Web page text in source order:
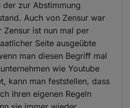
zur Abstimmung
Auch von Zensur war
Zensur ist nun mal per
Seite ausgeübte
man diesen Begriff mal
wie Youtube
kann man feststellen, dass
ihren eigenen Regeln